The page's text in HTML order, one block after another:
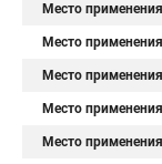
Место применения
Место применения
Место применения
Место применения
Место применения